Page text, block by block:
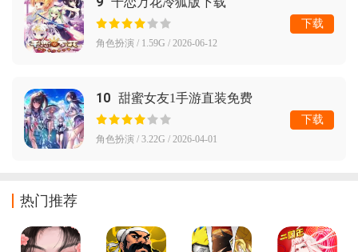
角色扮演 / 1.59G / 2026-06-12
下载
10 甜蜜女友1手游直装免费
角色扮演 / 3.22G / 2026-04-01
下载
热门推荐